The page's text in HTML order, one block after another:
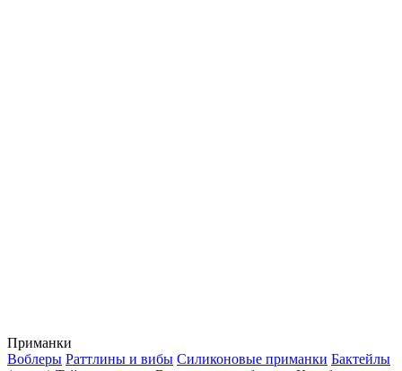
Приманки
Воблеры Раттлины и вибы Силиконовые приманки Бактейлы